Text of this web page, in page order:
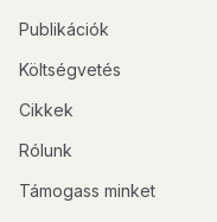
Publikációk
Költségvetés
Cikkek
Rólunk
Támogass minket